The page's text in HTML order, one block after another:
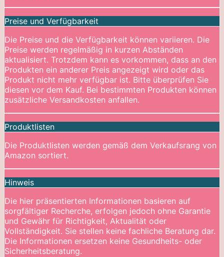
Preise und Verfügbarkeit
Die Preise und die Verfügbarkeit können variieren. Die
Preise werden regelmäßig in kurzen Abständen
aktualisiert. Trotzdem kann es vorkommen, dass an den
Produkten ein anderer Preis angezeigt wird oder das
Produkt nicht mehr verfügbar ist. Bitte überprüfen Sie
diesen vor dem Kauf. Bei bestimmten Produkten können
zusätzliche Versandkosten anfallen.
Produktlisten
Die Produktlisten werden gemäß dem Verkaufsrang von
Amazon sortiert.
Hinweis
Die hier präsentierten Informationen basieren auf
sorgfältiger Recherche, erfolgen jedoch ohne Garantie
und Gewähr für Richtigkeit, Aktualität oder
Vollständigkeit. Sie stellen keine fachliche Beratung dar.
Die Informationen ersetzen keine Gesundheits- oder
Sicherheitsberatung.